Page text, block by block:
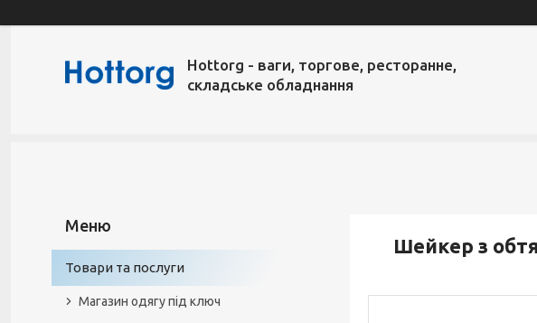
Hottorg - ваги, торгове, ресторанне,
складське обладнання
Шейкер з
Товари та послуги
Магазин одягу під ключ